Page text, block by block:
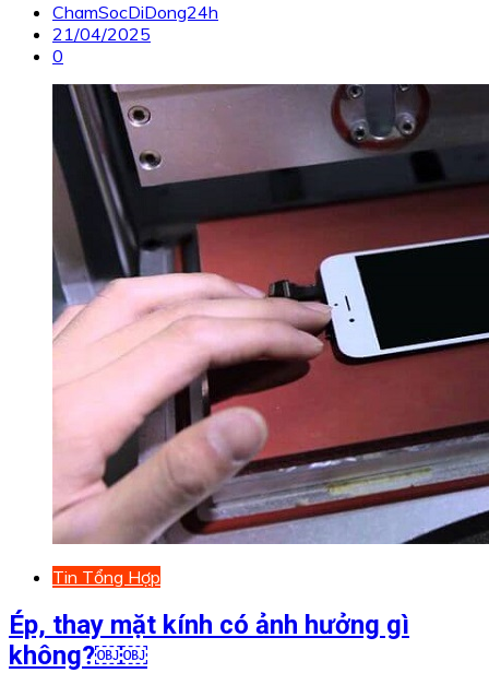
ChamSocDiDong24h
21/04/2025
0
Tin Tổng Hợp
Ép, thay mặt kính có ảnh hưởng gì
không?￼￼